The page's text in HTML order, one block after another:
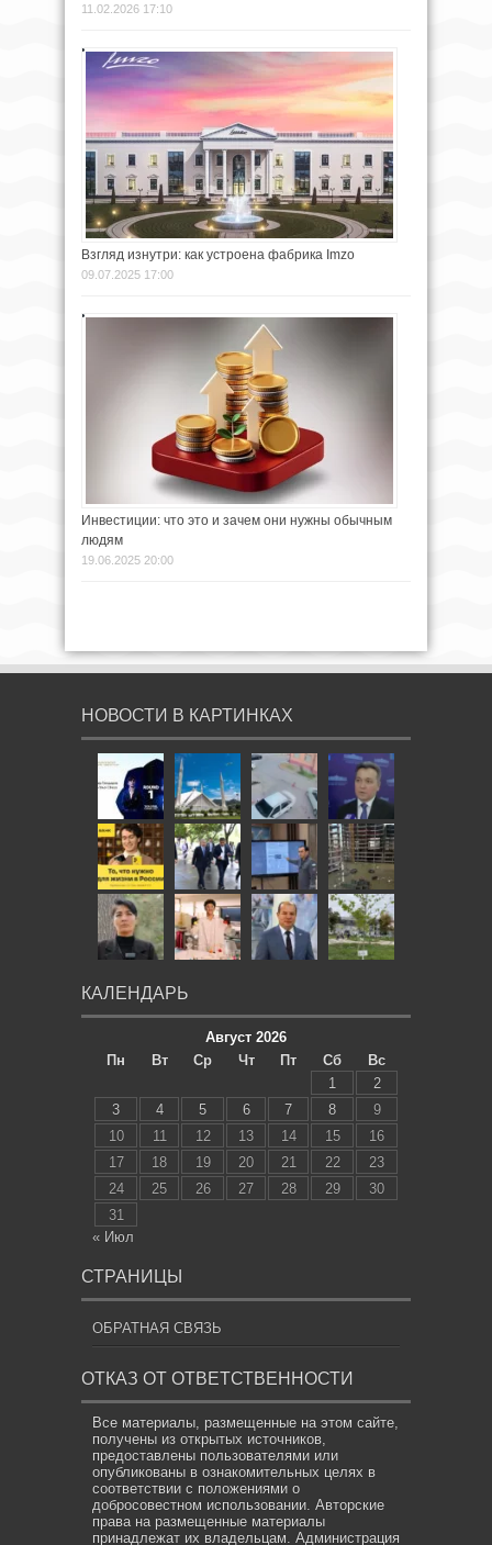
11.02.2026 17:10
Взгляд изнутри: как устроена фабрика Imzo
09.07.2025 17:00
Инвестиции: что это и зачем они нужны обычным
людям
19.06.2025 20:00
НОВОСТИ В КАРТИНКАХ
КАЛЕНДАРЬ
Август 2026
Пн
Вт Ср Чт Пт Сб
Вс
1
2
3
4 5 6 7 8
9
10
11 12 13 14 15
16
17
18 19 20 21 22
23
24
25 26 27 28 29
30
31
« Июл
СТРАНИЦЫ
ОБРАТНАЯ СВЯЗЬ
ОТКАЗ ОТ ОТВЕТСТВЕННОСТИ
Все материалы, размещенные на этом сайте,
получены из открытых источников,
предоставлены пользователями или
опубликованы в ознакомительных целях в
соответствии с положениями о
добросовестном использовании. Авторские
права на размещенные материалы
принадлежат их владельцам. Администрация